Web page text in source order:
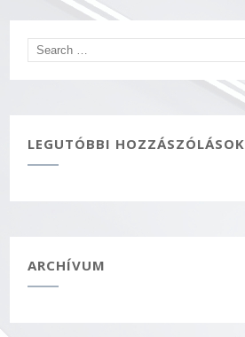
LEGUTÓBBI HOZZÁSZÓLÁSOK
ARCHÍVUM